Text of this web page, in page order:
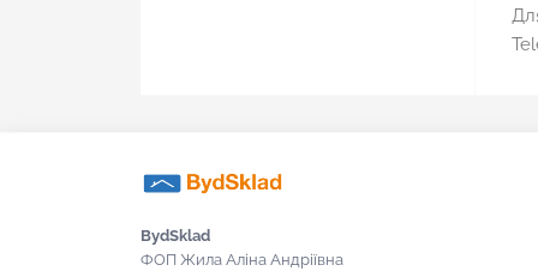
Правило будівельне
Рубанок
BydSklad
ФОП Жила Аліна Андріївна